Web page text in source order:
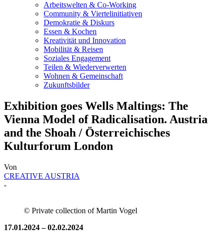
Arbeitswelten & Co-Working
Community & Viertelinitiativen
Demokratie & Diskurs
Essen & Kochen
Kreativität und Innovation
Mobilität & Reisen
Soziales Engagement
Teilen & Wiederverwerten
Wohnen & Gemeinschaft
Zukunftsbilder
Exhibition goes Wells Maltings: The
Vienna Model of Radicalisation. Austria
and the Shoah / Österreichisches
Kulturforum London
Von
CREATIVE AUSTRIA
-
© Private collection of Martin Vogel
17.01.2024 – 02.02.2024